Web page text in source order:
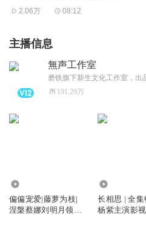
2.06万 08:12
主播信息
無声工作室
191.29万
偏偏宠爱|藤萝为枝|
涅槃蔡娜刘明月领衔|
长相思 | 全集
杨紫主演影视